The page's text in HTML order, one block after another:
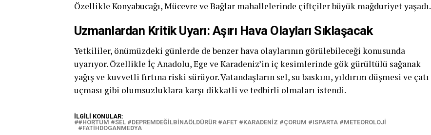
Özellikle Konyabucağı, Mücevre ve Bağlar mahallelerinde çiftçiler büyük mağduriyet yaşadı.
Uzmanlardan Kritik Uyarı: Aşırı Hava Olayları Sıklaşacak
Yetkililer, önümüzdeki günlerde de benzer hava olaylarının görülebileceği konusunda
uyarıyor. Özellikle İç Anadolu, Ege ve Karadeniz’in iç kesimlerinde gök gürültülü sağanak
yağış ve kuvvetli fırtına riski sürüyor. Vatandaşların sel, su baskını, yıldırım düşmesi ve çatı
uçması gibi olumsuzluklara karşı dikkatli ve tedbirli olmaları istendi.
İLGILI KONULAR:
#HORTUM #SEL #DEPREMDEĞILBINAÖLDÜRÜR #AFET #KARADENIZ #ÇORUM #ISPARTA #METEOROLOJI
#FATIHDOGANMEDYA